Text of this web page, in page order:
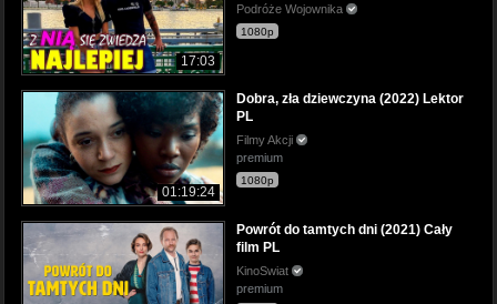
17:03
Podróże Wojownika
1080p
01:19:24
Dobra, zła dziewczyna (2022) Lektor
PL
Filmy Akcji
premium
1080p
Powrót do tamtych dni (2021) Cały
film PL
KinoSwiat
premium